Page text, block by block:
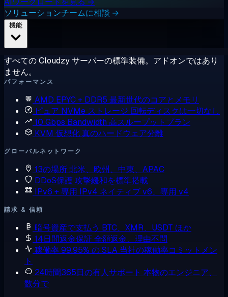
ソリューションチームに相談 →
すべての Cloudzy サーバーの標準装備。アドオンではあり
ません。
パフォーマンス
AMD EPYC + DDR5 最新世代のコアとメモリ
ピュア NVMe ストレージ 回転ディスクは一切なし
10 Gbps Bandwidth 高スループットプラン
KVM 仮想化真のハードウェア分離
グローバルネットワーク
13の場所北米、欧州、中東、APAC
DDoS保護攻撃緩和を標準搭載
IPv6 + 専用 IPv4 ネイティブ v6、専用 v4
請求 & 信頼
暗号資産で支払う BTC、XMR、USDT ほか
14日間返金保証 全額返金、理由不問
稼働率 99.95% の SLA 当社の稼働率コミットメン
ト
24時間365日の有人サポート 本物のエンジニア、
数分で